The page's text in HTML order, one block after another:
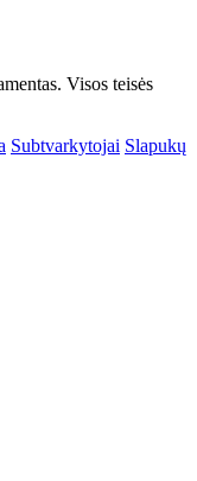
Visos teisės
Subtvarkytojai Slapukų